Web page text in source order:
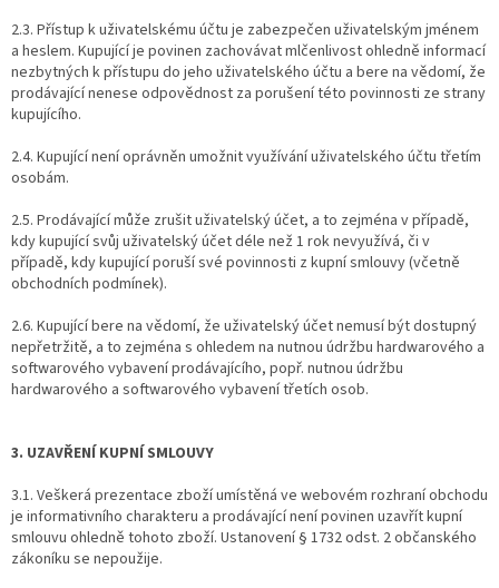
2.3. Přístup k uživatelskému účtu je zabezpečen uživatelským jménem
a heslem. Kupující je povinen zachovávat mlčenlivost ohledně informací
nezbytných k přístupu do jeho uživatelského účtu a bere na vědomí, že
prodávající nenese odpovědnost za porušení této povinnosti ze strany
kupujícího.
2.4. Kupující není oprávněn umožnit využívání uživatelského účtu třetím
osobám.
2.5. Prodávající může zrušit uživatelský účet, a to zejména v případě,
kdy kupující svůj uživatelský účet déle než 1 rok nevyužívá, či v
případě, kdy kupující poruší své povinnosti z kupní smlouvy (včetně
obchodních podmínek).
2.6. Kupující bere na vědomí, že uživatelský účet nemusí být dostupný
nepřetržitě, a to zejména s ohledem na nutnou údržbu hardwarového a
softwarového vybavení prodávajícího, popř. nutnou údržbu
hardwarového a softwarového vybavení třetích osob.
3. UZAVŘENÍ KUPNÍ SMLOUVY
3.1. Veškerá prezentace zboží umístěná ve webovém rozhraní obchodu
je informativního charakteru a prodávající není povinen uzavřít kupní
smlouvu ohledně tohoto zboží. Ustanovení § 1732 odst. 2 občanského
zákoníku se nepoužije.